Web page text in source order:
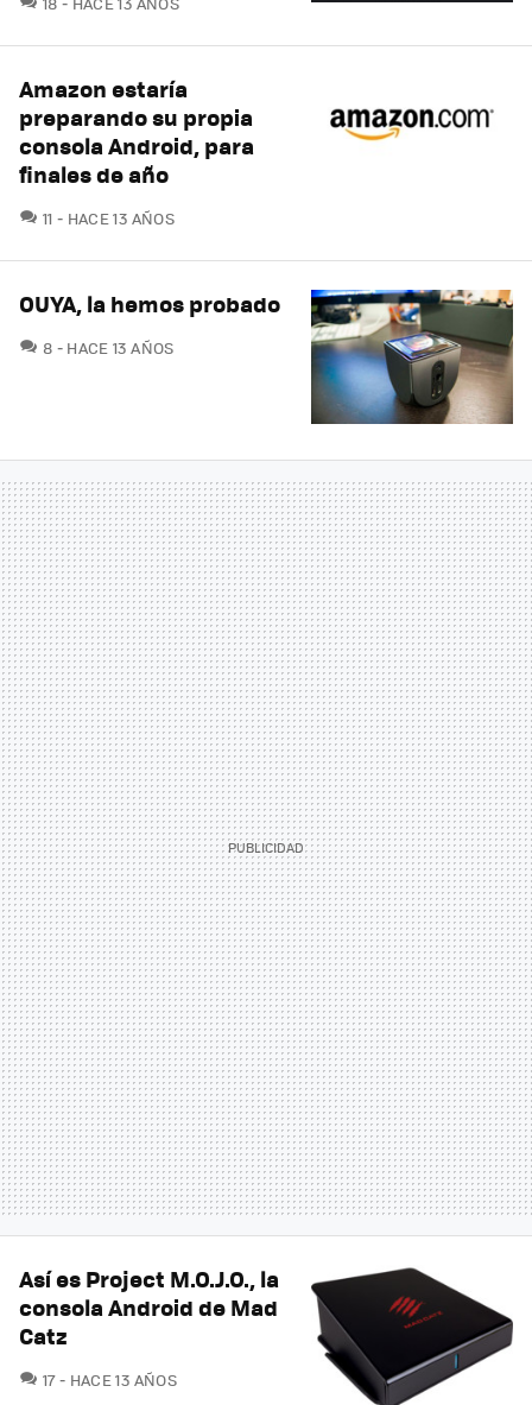
Amazon estaría
preparando su propia
consola Android, para
finales de año
11 COMENTARIOS
HACE 13 AÑOS
OUYA, la hemos probado
8 COMENTARIOS
HACE 13 AÑOS
Así es Project M.O.J.O., la
consola Android de Mad
Catz
17COMENTARIOS
HACE 13 AÑOS